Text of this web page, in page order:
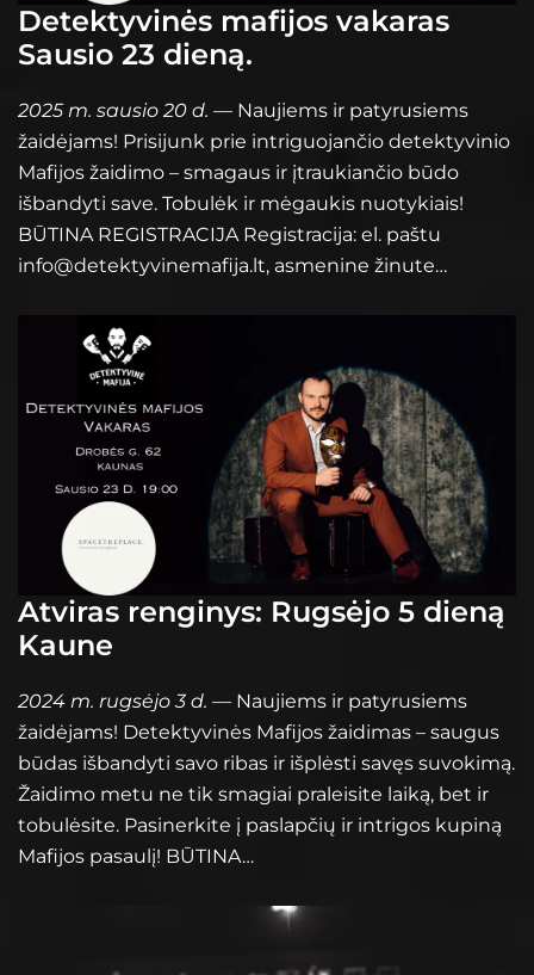
Detektyvinės mafijos vakaras
Sausio 23 dieną.
2025 m. sausio 20 d. — Naujiems ir patyrusiems
žaidėjams! Prisijunk prie intriguojančio detektyvinio
Mafijos žaidimo – smagaus ir įtraukiančio būdo
išbandyti save. Tobulėk ir mėgaukis nuotykiais!
BŪTINA REGISTRACIJA Registracija: el. paštu
info@detektyvinemafija.lt, asmenine žinute…
Atviras renginys: Rugsėjo 5 dieną
Kaune
2024 m. rugsėjo 3 d. — Naujiems ir patyrusiems
žaidėjams! Detektyvinės Mafijos žaidimas – saugus
būdas išbandyti savo ribas ir išplėsti savęs suvokimą.
Žaidimo metu ne tik smagiai praleisite laiką, bet ir
tobulėsite. Pasinerkite į paslapčių ir intrigos kupiną
Mafijos pasaulį! BŪTINA…